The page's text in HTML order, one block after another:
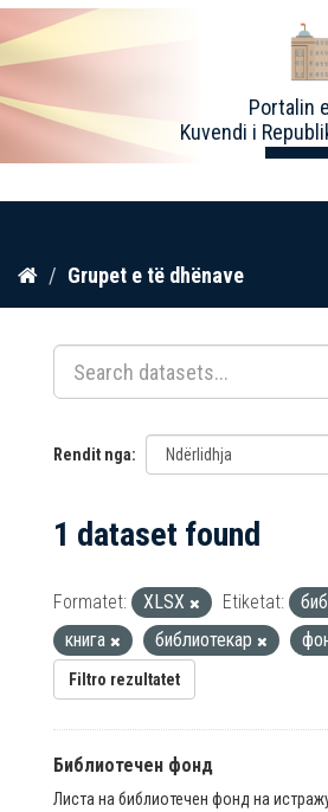
Kalo
përmbajtja
Portalin
Kuvendi i
Grupet e të dhënave
Rendit nga
1 dataset found
Formatet: XLSX Etiketat:
книга
библиотекар
Filtro rezultatet
Библиотечен фонд
Листа на библиотечен фонд на